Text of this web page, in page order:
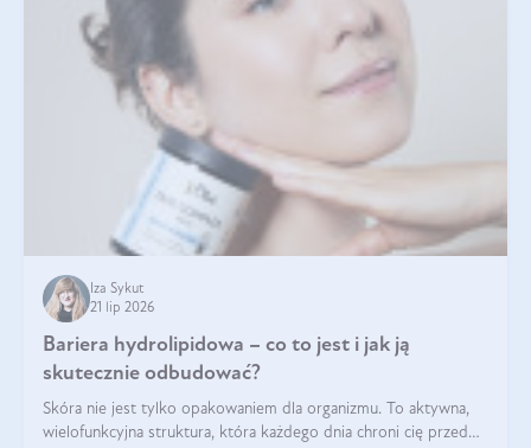
Iza Sykut
21 lip 2026
Bariera hydrolipidowa – co to jest i jak ją
skutecznie odbudować?
Skóra nie jest tylko opakowaniem dla organizmu. To aktywna,
wielofunkcyjna struktura, która każdego dnia chroni cię przed